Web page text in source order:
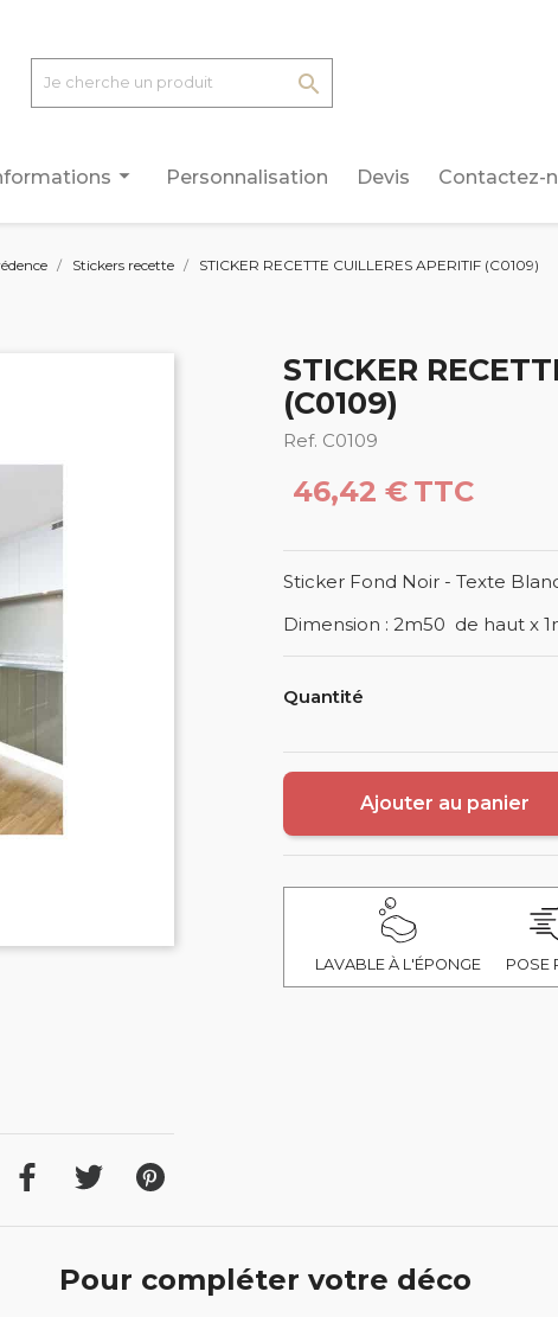

arrow_drop_down Personnalisation Devis Contactez-
Stickers recette STICKER RECETTE CUILLERES APERITIF (C0109)
STICKER
(C0109)
Ref. C0109
46,42 € TTC
Sticker Fond Noir - Texte
Dimension : 2m50 de haut x
Quantité
Ajouter au panier
LAVABLE À L'ÉPONGE POSE
Pour compléter votre déco